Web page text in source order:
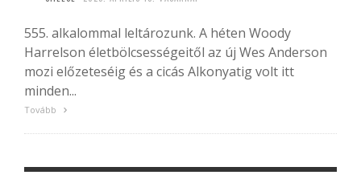
555. alkalommal leltározunk. A héten Woody
Harrelson életbölcsességeitől az új Wes Anderson
mozi előzeteséig és a cicás Alkonyatig volt itt
minden...
Tovább